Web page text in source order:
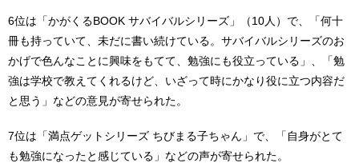
6位は「かがくるBOOK サバイバルシリーズ」（10人）で、「何十
冊も持っていて、未だに書い続けている。サバイバルシリーズのお
かげで色んなことに興味をもてて、勉強にも役立っている」、「勉
強は学校で教えてくれるけど、いざって時にかなり役に立つ内容だ
と思う」などの意見が寄せられた。
7位は「満点ゲットシリーズ ちびまる子ちゃん」で、「自身がとて
も勉強になったと感じている」などの声が寄せられた。